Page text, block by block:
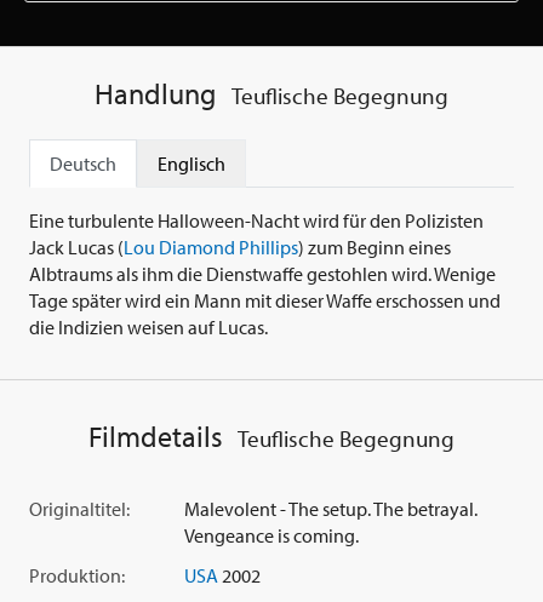
Handlung Teuflische Begegnung
Deutsch Englisch
Eine turbulente Halloween-Nacht wird für den Polizisten
Jack Lucas (Lou Diamond Phillips) zum Beginn eines
Albtraums als ihm die Dienstwaffe gestohlen wird. Wenige
Tage später wird ein Mann mit dieser Waffe erschossen und
die Indizien weisen auf Lucas.
Filmdetails Teuflische Begegnung
Originaltitel:
Malevolent - The setup. The betrayal.
Vengeance is coming.
Produktion:
USA2002